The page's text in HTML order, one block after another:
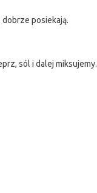
dobrze posiekają.
sól i dalej miksujemy.